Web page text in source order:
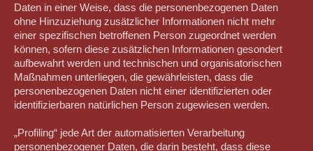
Daten in einer Weise, dass die personenbezogenen Daten
ohne Hinzuziehung zusätzlicher Informationen nicht mehr
einer spezifischen betroffenen Person zugeordnet werden
können, sofern diese zusätzlichen Informationen gesondert
aufbewahrt werden und technischen und organisatorischen
Maßnahmen unterliegen, die gewährleisten, dass die
personenbezogenen Daten nicht einer identifizierten oder
identifizierbaren natürlichen Person zugewiesen werden.
„Profiling“ jede Art der automatisierten Verarbeitung
personenbezogener Daten, die darin besteht, dass diese